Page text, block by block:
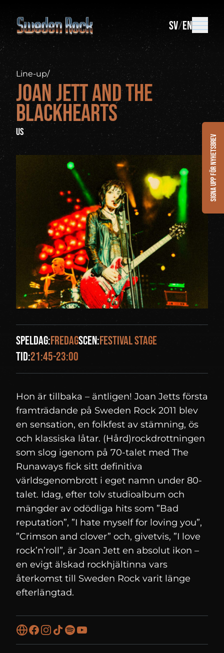
SV EN
Line-up/
Joan Jett and the
Blackhearts
US
Speldag:fredagScen:Festival Stage
Tid:21:45-23:00
Hon är tillbaka – äntligen! Joan Jetts första
framträdande på Sweden Rock 2011 blev
en sensation, en folkfest av stämning, ös
och klassiska låtar. (Hård)rockdrottningen
som slog igenom på 70-talet med The
Runaways fick sitt definitiva
världsgenombrott i eget namn under 80-
talet. Idag, efter tolv studioalbum och
mängder av odödliga hits som ”Bad
reputation”, ”I hate myself for loving you”,
”Crimson and clover” och, givetvis, ”I love
rock’n’roll”, är Joan Jett en absolut ikon –
en evigt älskad rockhjältinna vars
återkomst till Sweden Rock varit länge
efterlängtad.
Signa upp för nyhetsbrev